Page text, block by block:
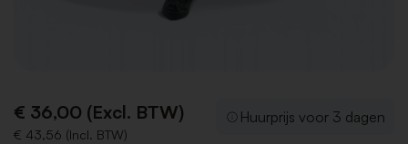
€ 36,00 (Excl. BTW)
€ 43,56 (Incl. BTW)
Huurprijs voor 3 dagen